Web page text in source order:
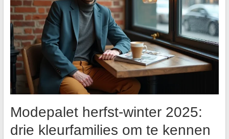
Modepalet herfst-winter 2025:
drie kleurfamilies om te kennen